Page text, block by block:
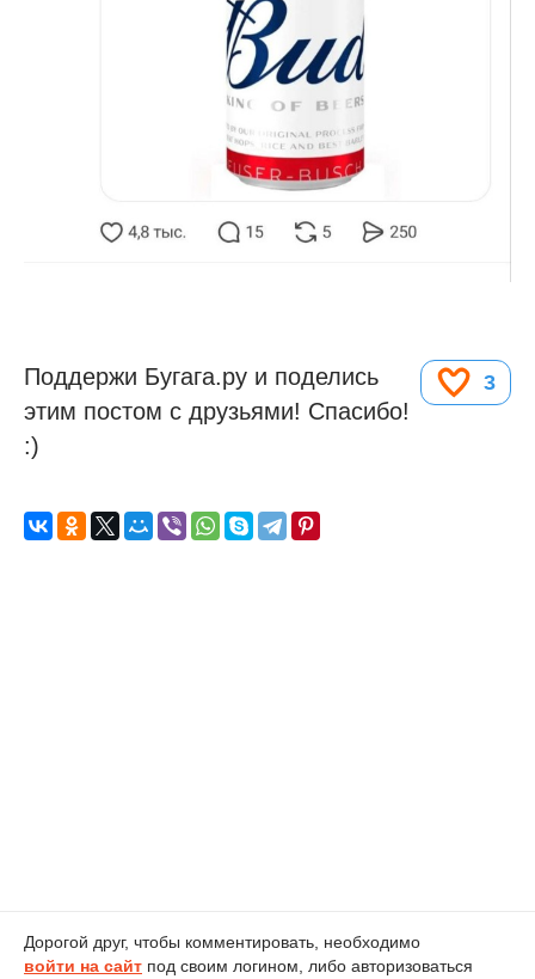
3
Поддержи Бугага.ру и поделись
этим постом с друзьями! Спасибо!
:)
Дорогой друг, чтобы комментировать, необходимо
войти на сайт под своим логином, либо авторизоваться